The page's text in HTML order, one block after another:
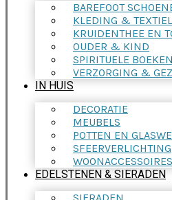
BAREFOOT
KLEDING & TEXTIEL
KRUIDENTHEE EN
OUDER & KIND
SPIRITUELE
VERZORGING &
IN HUIS
DECORATIE
MEUBELS
POTTEN EN
SFEERVERLICHTING
WOONACCESSOIRES
EDELSTENEN & SIERADEN